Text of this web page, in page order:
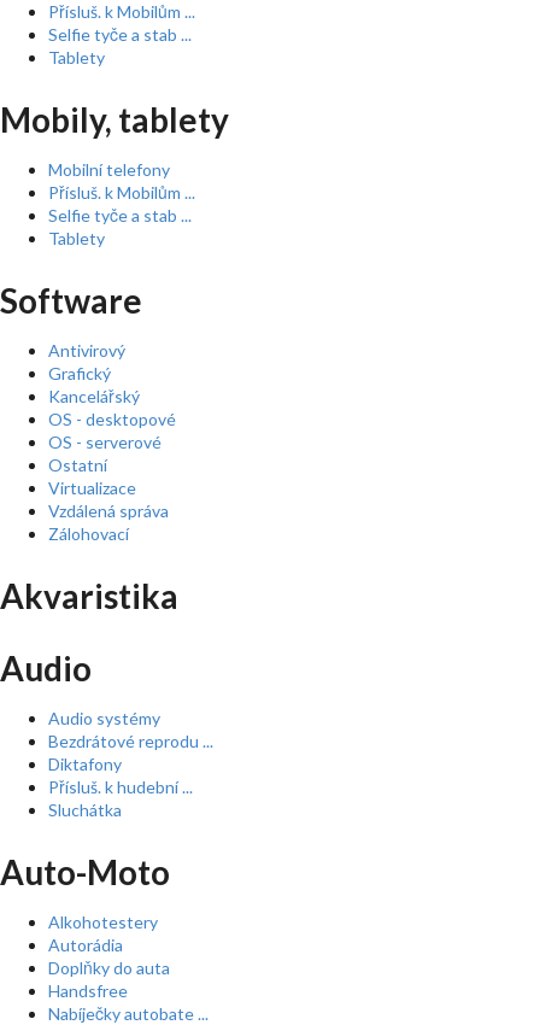
Přísluš. k Mobilům ...
Selfie tyče a stab ...
Tablety
Mobily, tablety
Mobilní telefony
Přísluš. k Mobilům ...
Selfie tyče a stab ...
Tablety
Software
Antivirový
Grafický
Kancelářský
OS - desktopové
OS - serverové
Ostatní
Virtualizace
Vzdálená správa
Zálohovací
Akvaristika
Audio
Audio systémy
Bezdrátové reprodu ...
Diktafony
Přísluš. k hudební ...
Sluchátka
Auto-Moto
Alkohotestery
Autorádia
Doplňky do auta
Handsfree
Nabíječky autobate ...